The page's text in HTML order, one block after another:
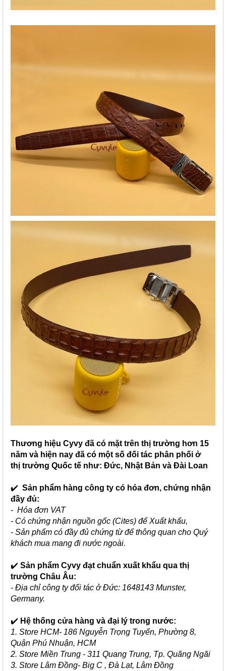
Thương hiệu Cyvy đã có mặt trên thị trường hơn 15
năm và hiện nay đã có một số đối tác phân phối ở
thị trường Quốc tế như: Đức, Nhật Bản và Đài Loan
✔️ Sản phẩm hàng công ty có hóa đơn, chứng nhận
đầy đủ:
- Hóa đơn VAT
- Có chứng nhận nguồn gốc (Cites) để Xuất khẩu,
- Sản phẩm có đầy đủ chứng từ để thông quan cho Quý
khách mua mang đi nước ngoài.
✔️ Sản phẩm Cyvy đạt chuẩn xuất khẩu qua thị
trường Châu Âu:
- Địa chỉ công ty đối tác ở Đức: 1648143 Munster,
Germany.
✔️ Hệ thống cửa hàng và đại lý trong nước:
1. Store HCM- 186 Nguyễn Trọng Tuyển, Phường 8,
Quận Phú Nhuận, HCM
2. Store Miền Trung - 311 Quang Trung, Tp. Quãng Ngãi
3. Store Lâm Đồng- Big C , Đà Lạt, Lâm Đồng